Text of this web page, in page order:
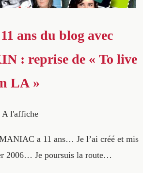
ans du blog avec
: reprise de « To live
LA »
A l'affiche
a 11 ans… Je l’ai créé et mis
2006… Je poursuis la route…